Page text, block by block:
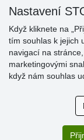
» Aktuálně
* Recenze
Nastavení
Když kliknete na
tím souhlas k jejich
navigací na
marketingovými
když nám souhlas